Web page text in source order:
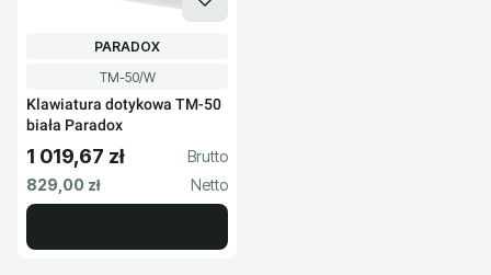
Kod produktu
TM-50/W
Klawiatura dotykowa TM-50
biała Paradox
PRODUCENT
PARADOX
Cena brutto
1 019,67 zł
Cena netto
829,00 zł